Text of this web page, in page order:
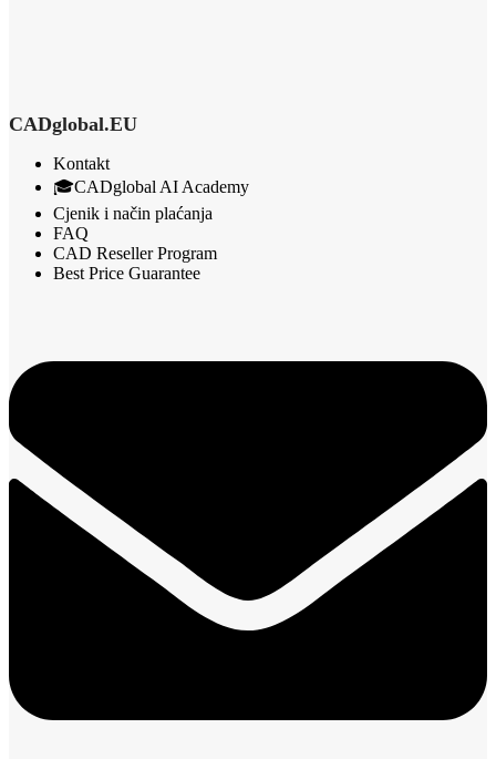
CADglobal.EU
Kontakt
🎓CADglobal AI Academy
Cjenik i način plaćanja
FAQ
CAD Reseller Program
Best Price Guarantee